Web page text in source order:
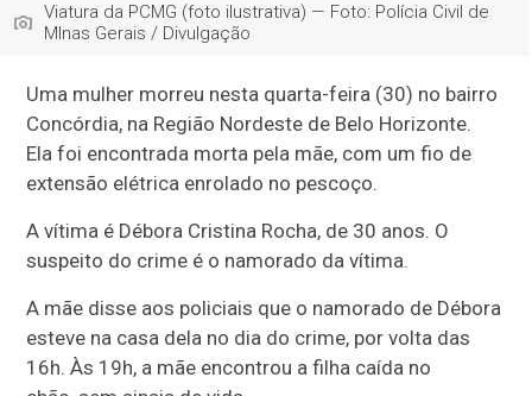
Viatura da PCMG (foto ilustrativa) — Foto: Polícia Civil de
MInas Gerais / Divulgação
Uma mulher morreu nesta quarta-feira (30) no bairro
Concórdia, na Região Nordeste de Belo Horizonte.
Ela foi encontrada morta pela mãe, com um fio de
extensão elétrica enrolado no pescoço.
A vítima é Débora Cristina Rocha, de 30 anos. O
suspeito do crime é o namorado da vítima.
A mãe disse aos policiais que o namorado de Débora
esteve na casa dela no dia do crime, por volta das
16h. Às 19h, a mãe encontrou a filha caída no